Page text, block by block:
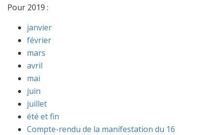
Pour 2019 :
janvier
février
mars
avril
mai
juin
juillet
été et fin
Compte-rendu de la manifestation du 16